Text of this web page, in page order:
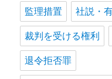
監理措置 社説・
裁判を受ける権利
退令拒否罪